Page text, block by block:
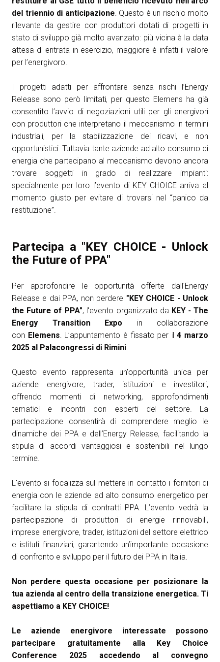
del triennio di anticipazione. Questo è un rischio molto
rilevante da gestire con produttori dotati di progetti in
stato di sviluppo già molto avanzato: più vicina è la data
attesa di entrata in esercizio, maggiore è infatti il valore
per l’energivoro.
I progetti adatti per affrontare senza rischi l’Energy
Release sono però limitati, per questo Elemens ha già
consentito l’avvio di negoziazioni utili per gli energivori
con produttori che interpretano il meccanismo in termini
industriali, per la stabilizzazione dei ricavi, e non
opportunistici. Tuttavia tante aziende ad alto consumo di
energia che partecipano al meccanismo devono ancora
trovare soggetti in grado di realizzare impianti:
specialmente per loro l’evento di KEY CHOICE arriva al
momento giusto per evitare di trovarsi nel “panico da
restituzione”.
Partecipa a "KEY CHOICE - Unlock
the Future of PPA"
Per approfondire le opportunità offerte dall'Energy
Release e dai PPA, non perdere "KEY CHOICE - Unlock
the Future of PPA", l'evento organizzato da KEY - The
Energy Transition Expo in collaborazione
con Elemens. L’appuntamento è fissato per il4 marzo
2025 al Palacongressi di Rimini.
Questo evento rappresenta un'opportunità unica per
aziende energivore, trader, istituzioni e investitori,
offrendo momenti di networking, approfondimenti
tematici e incontri con esperti del settore. La
partecipazione consentirà di comprendere meglio le
dinamiche dei PPA e dell’Energy Release, facilitando la
stipula di accordi vantaggiosi e sostenibili nel lungo
termine.
L'evento si focalizza sul mettere in contatto i fornitori di
energia con le aziende ad alto consumo energetico per
facilitare la stipula di contratti PPA. L’evento vedrà la
partecipazione di produttori di energie rinnovabili,
imprese energivore, trader, istituzioni del settore elettrico
e istituti finanziari, garantendo un’importante occasione
di confronto e sviluppo per il futuro dei PPA in Italia.
Non perdere questa occasione per posizionare la
tua azienda al centro della transizione energetica. Ti
aspettiamo a KEY CHOICE!
Le aziende energivore interessate possono
partecipare gratuitamente alla
Key Choice
Conference 2025
accedendo al convegno